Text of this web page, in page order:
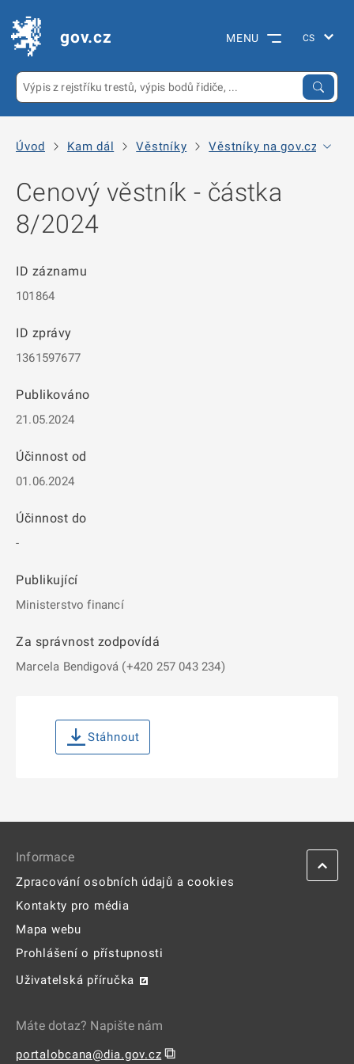
gov.cz MENU
Úvod Kam dál Věstníky Věstníky na gov.cz
Cenový věstník - částka
8/2024
ID záznamu
101864
ID zprávy
1361597677
Publikováno
21.05.2024
Účinnost od
01.06.2024
Účinnost do
-
Publikující
Ministerstvo financí
Za správnost zodpovídá
Marcela Bendigová (+420 257 043 234)
Stáhnout
Informace
Zpracování osobních údajů a cookies
Kontakty pro média
Mapa webu
Prohlášení o přístupnosti
Uživatelská příručka
Máte dotaz? Napište nám
portalobcana@dia.gov.cz ⧉